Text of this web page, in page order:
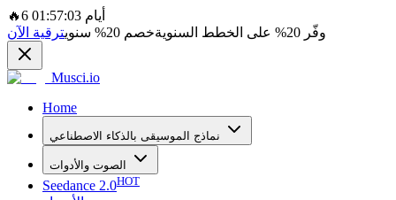
🔥
6 أيام 01:57:03
وفّر 20% على الخطط السنويةخصم 20% سنويترقية الآن
Musci.io
Home
نماذج الموسيقى بالذكاء الاصطناعي
الصوت والأدوات
Seedance 2.0HOT